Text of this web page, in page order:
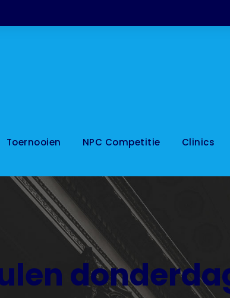
Toernooien NPC Competitie Clinics